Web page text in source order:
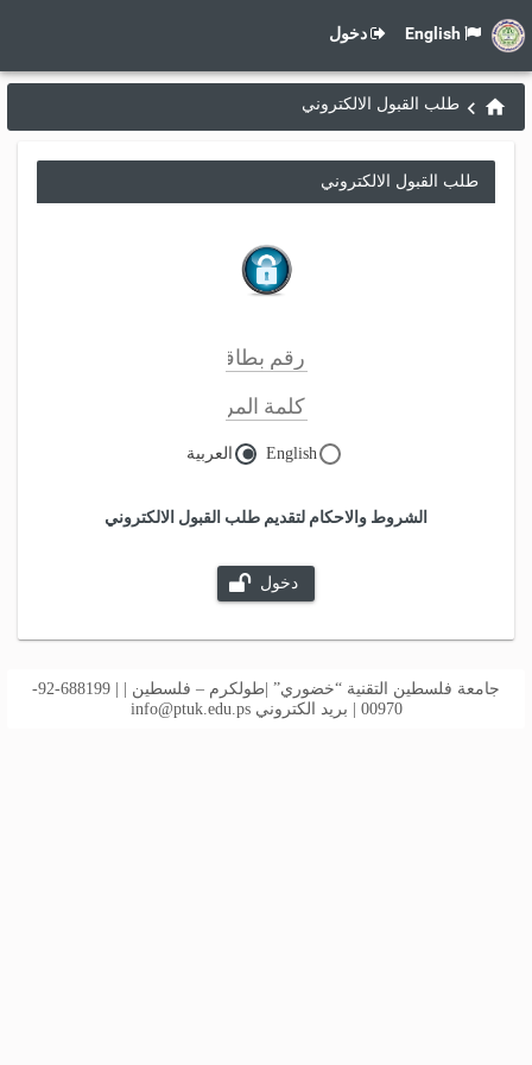
دخول
طلب القبول الالكتروني
طلب القبول الالكتروني
English العربية
الشروط والاحكام لتقديم طلب القبول الالكتروني
دخول
جامعة فلسطين التقنية “خضوري” |طولكرم – فلسطين | | 688199-92-
00970 | بريد الكتروني
info@ptuk.edu.ps